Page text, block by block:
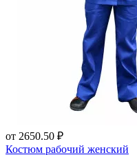
от 2650.50 ₽
Костюм рабочий женский